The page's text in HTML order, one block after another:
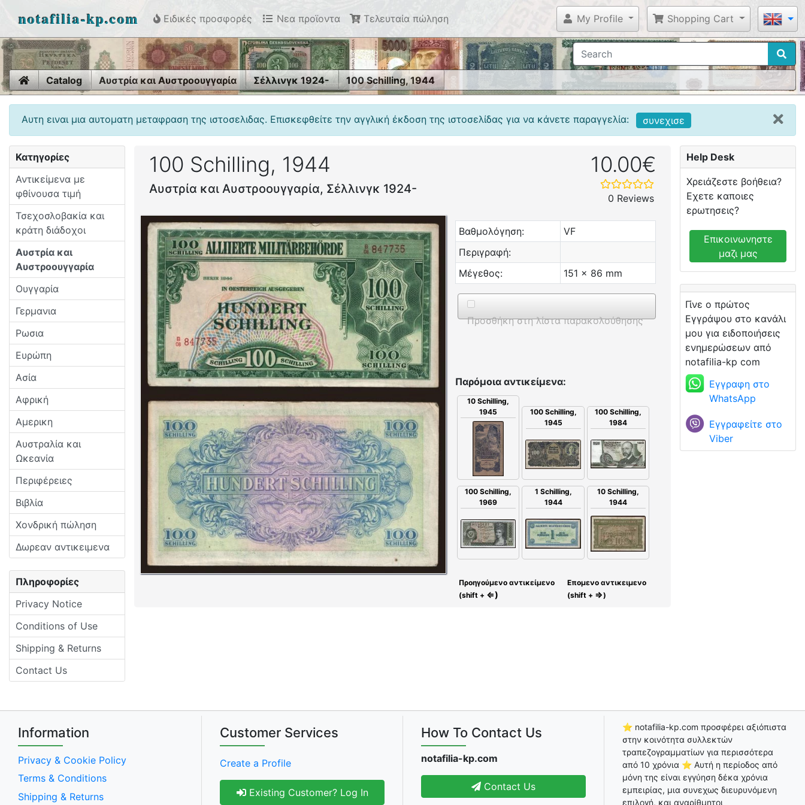
notafilia-kp.com Ειδικές προσφορές Νεα προϊοντα Τελευταία πώληση My Profile Shopping Cart
HomeCatalog Αυστρία και Αυστροουγγαρία Σέλλινγκ 1924- 100 Schilling, 1944
Αυτη ειναι μια αυτοματη μεταφραση της ιστοσελιδας. Επισκεφθείτε την αγγλική έκδοση της ιστοσελίδας για να κάνετε παραγγελία: συνεχισε
Κατηγορίες
Αντικείμενα με
φθίνουσα τιμή
Τσεχοσλοβακία και
κράτη διάδοχοι
Αυστρία και
Αυστροουγγαρία
Ουγγαρία
Γερμανια
Ρωσια
Ευρώπη
Ασία
Αφρική
Αμερικη
Αυστραλία και
Ωκεανία
Περιφέρειες
Βιβλία
Χονδρική πώληση
Δωρεαν αντικειμενα
Πληροφορίες
Privacy Notice
Conditions of Use
Shipping & Returns
Contact Us
100 Schilling, 1944
Αυστρία και Αυστροουγγαρία, Σέλλινγκ 1924-
10.00€
0 Reviews
Βαθμολόγηση:
VF
Περιγραφή:
Μέγεθος:
151 x 86 mm
Προσθήκη στη λίστα παρακολούθησης
Παρόμοια αντικείμενα:
10 Schilling,
1945
100 Schilling,
1945
100 Schilling,
1984
100 Schilling,
1969
1 Schilling,
1944
10 Schilling,
1944
Προηγούμενο αντικείμενο
(shift + ⇐)
Επομενο αντικειμενο
(shift + ⇒)
Help Desk
Χρειάζεστε βοήθεια?
Εχετε καποιες
ερωτησεις?
Επικοινωνηστε
μαζι μας
Γίνε ο πρώτος
Εγγράψου στο κανάλι
μου για ειδοποιήσεις
ενημερώσεων από
notafilia-kp com
Εγγραφη στο
WhatsApp
Εγγραφείτε στο
Viber
Information
Privacy & Cookie Policy
Terms & Conditions
Shipping & Returns
Customer Services
Create a Profile
Existing Customer? Log In
How To Contact Us
notafilia-kp.com
Contact Us
⭐ notafilia-kp.com προσφέρει αξιόπιστα
στην κοινότητα συλλεκτών
τραπεζογραμματίων για περισσότερα
από 10 χρόνια ⭐ Αυτή η περίοδος από
μόνη της είναι εγγύηση δέκα χρόνια
εμπειρίας, μια συνεχως διευρυνόμενη
επιλογή, και αναρίθμητοι